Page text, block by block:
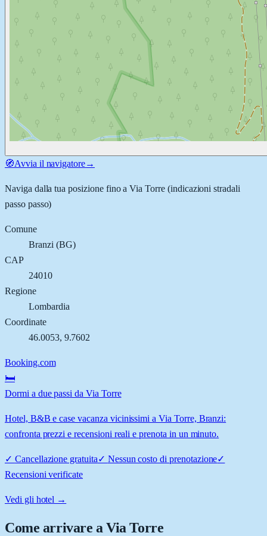
🧭Avvia il navigatore→
Naviga dalla tua posizione fino aVia Torre(indicazioni stradali
passo passo)
Comune
Branzi (BG)
CAP
24010
Regione
Lombardia
Coordinate
46.0053, 9.7602
Booking.com
🛏️
Dormi a due passi da Via Torre
Hotel, B&B e case vacanza vicinissimi a Via Torre, Branzi:
confronta prezzi e recensioni reali e prenota in un minuto.
✓ Cancellazione gratuita✓ Nessun costo di prenotazione✓
Recensioni verificate
Vedi gli hotel →
Come arrivare aVia Torre